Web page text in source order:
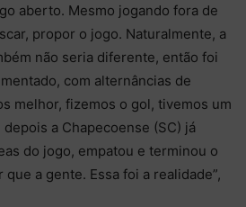
aberto. Mesmo jogando fora de
propor o jogo. Naturalmente, a
não seria diferente, então foi
com alternâncias de
melhor, fizemos o gol, tivemos um
a Chapecoense (SC) já
do jogo, empatou e terminou o
a gente. Essa foi a realidade”,